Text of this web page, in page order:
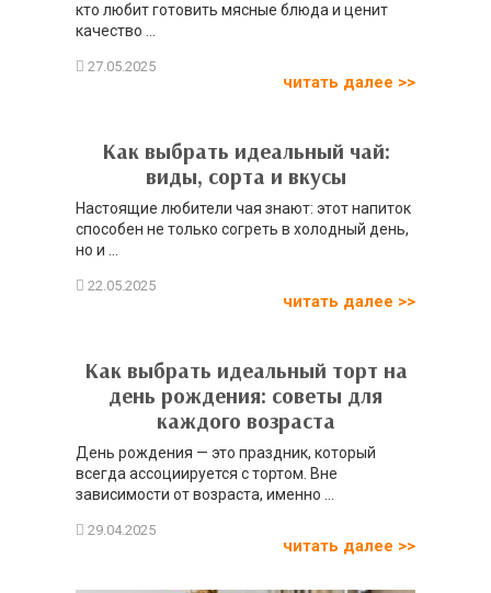
кто любит готовить мясные блюда и ценит
качество ...
читать далее >>
Как выбрать идеальный чай:
виды, сорта и вкусы
Настоящие любители чая знают: этот напиток
способен не только согреть в холодный день,
но и ...
читать далее >>
Как выбрать идеальный торт на
день рождения: советы для
каждого возраста
День рождения — это праздник, который
всегда ассоциируется с тортом. Вне
зависимости от возраста, именно ...
читать далее >>